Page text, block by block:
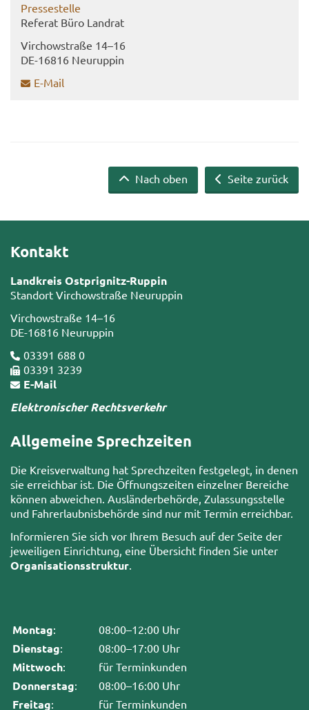
Pres­se­stel­le
Re­fe­rat Büro Land­rat
Virch­ow­stra­ße 14–16
DE-​16816 Neu­rup­pin
E-​Mail
Seite zurück
Nach oben
Kontakt
Landkreis Ostprignitz-Ruppin
Standort Virchowstraße Neuruppin
Virchowstraße 14–16
DE-16816 Neuruppin
03391 688 0
03391 3239
E-Mail
Elektronischer Rechtsverkehr
Allgemeine Sprechzeiten
Die Kreisverwaltung hat Sprechzeiten festgelegt, in denen
sie erreichbar ist. Die Öffnungszeiten einzelner Bereiche
können abweichen. Ausländerbehörde, Zulassungsstelle
und Fahrerlaubnisbehörde sind nur mit Termin erreichbar.
Informieren Sie sich vor Ihrem Besuch auf der Seite der
jeweiligen Einrichtung, eine Übersicht finden Sie unter
Organisationsstruktur
Montag: 08:00–12:00 Uhr
Dienstag: 08:00–17:00 Uhr
Mittwoch: für Terminkunden
Donnerstag: 08:00–16:00 Uhr
Freitag: für Terminkunden